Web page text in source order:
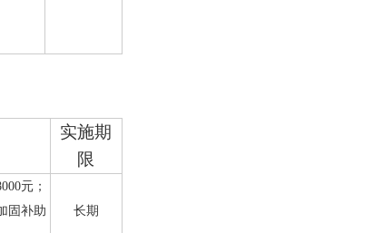
实施期
限
元；
固补助
长期